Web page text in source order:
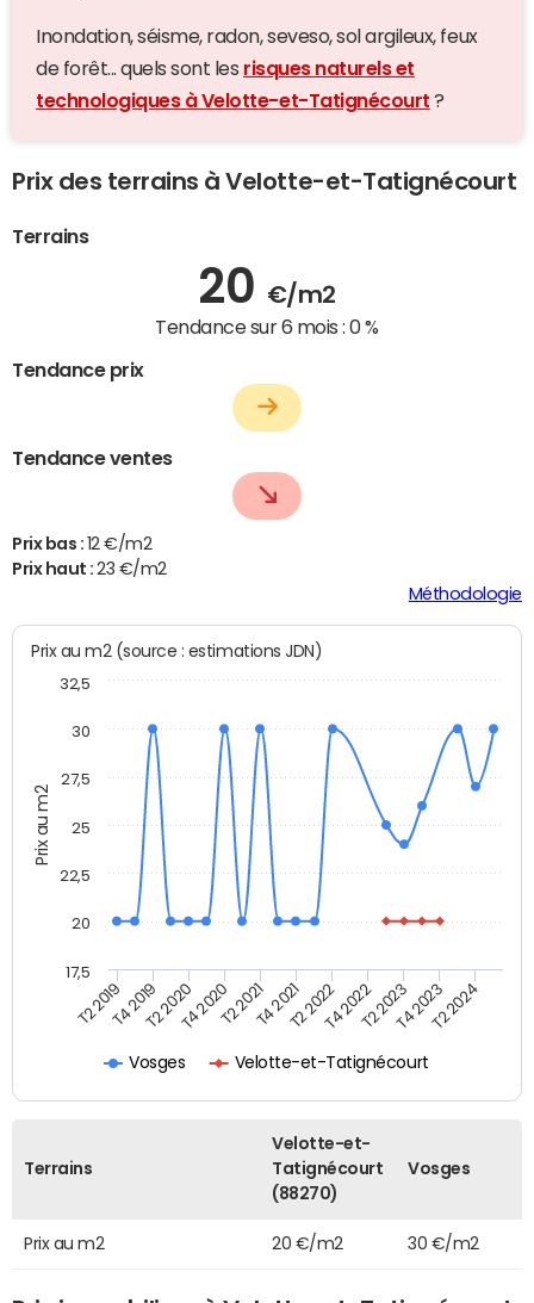
Inondation, séisme, radon, seveso, sol argileux, feux
de forêt... quels sont les risques naturels et
technologiques à Velotte-et-Tatignécourt ?
Prix des terrains à Velotte-et-Tatignécourt
Terrains
20 €/m2
Tendance sur 6 mois :0 %
Tendance prix
Tendance ventes
Prix bas : 12 €/m2
Prix haut :23 €/m2
Méthodologie
Prix au m2
Prix au m2 (source : estimations JDN)
Vosges Velotte-et-Tatignécourt
T2 2019T4 2019T2 2020T4 2020T2 2021T4 2021T2 2022T4 2022T2 2023T4 2023T2 2024
17,5
20
22,5
25
27,5
30
32,5
Terrains
Velotte-et-
Tatignécourt
(88270)
Vosges
Prix au m2 20 €/m2 30 €/m2